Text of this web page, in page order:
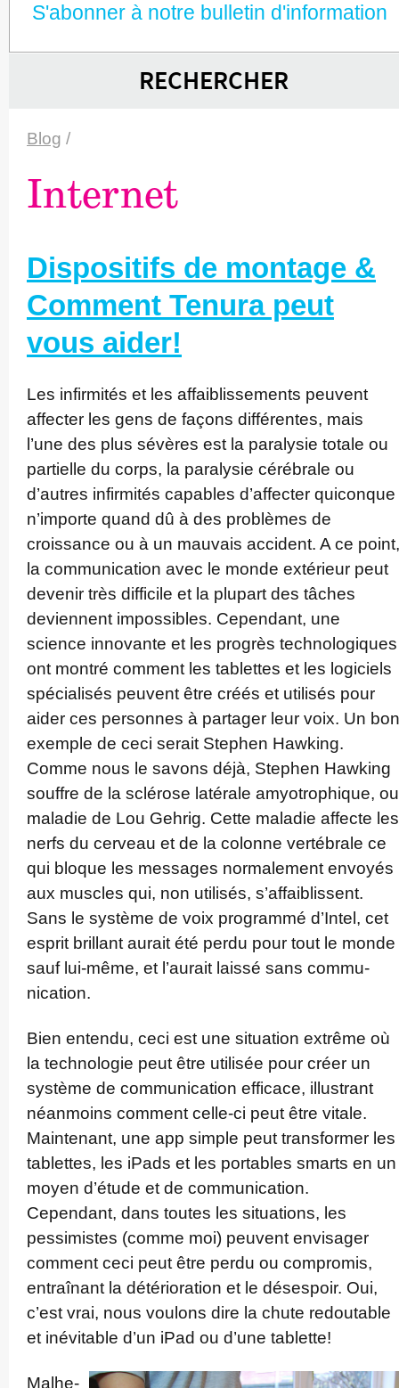
S'abonner à notre bulletin d'information
RECHERCHER
Blog /
Internet
Dispositifs de montage &
Comment Tenura peut
vous aider!
Les infirmités et les affa­ib­lis­sements peuvent
affecter les gens de façons différentes, mais
l’une des plus sévères est la paralysie totale ou
partielle du corps, la paralysie cérébrale ou
d’autres infirmités capables d’affecter quiconque
n’importe quand dû à des problèmes de
croissance ou à un mauvais accident. A ce point,
la commu­nica­tion avec le monde extérieur peut
devenir très difficile et la plupart des tâches
deviennent impossibles. Cependant, une
science innovante et les progrès techno­logi­ques
ont montré comment les tablettes et les logiciels
spécialisés peuvent être créés et utilisés pour
aider ces personnes à partager leur voix. Un bon
exemple de ceci serait Stephen Hawking.
Comme nous le savons déjà, Stephen Hawking
souffre de la sclérose latérale amyot­rop­hique, ou
maladie de Lou Gehrig. Cette maladie affecte les
nerfs du cerveau et de la colonne vertébrale ce
qui bloque les messages normalement envoyés
aux muscles qui, non utilisés, s’affa­ib­lissent.
Sans le système de voix programmé d’Intel, cet
esprit brillant aurait été perdu pour tout le monde
sauf lui-même, et l’aurait laissé sans commu­
nica­tion.
Bien entendu, ceci est une situation extrême où
la technologie peut être utilisée pour créer un
système de commu­nica­tion efficace, illustrant
néanmoins comment celle-ci peut être vitale.
Maintenant, une app simple peut transformer les
tablettes, les iPads et les portables smarts en un
moyen d’étude et de commu­nica­tion.
Cependant, dans toutes les situations, les
pessimistes (comme moi) peuvent envisager
comment ceci peut être perdu ou compromis,
entraînant la dé­té­rioration et le désespoir. Oui,
c’est vrai, nous voulons dire la chute redoutable
et inévitable d’un iPad ou d’une tablette!
Malhe­